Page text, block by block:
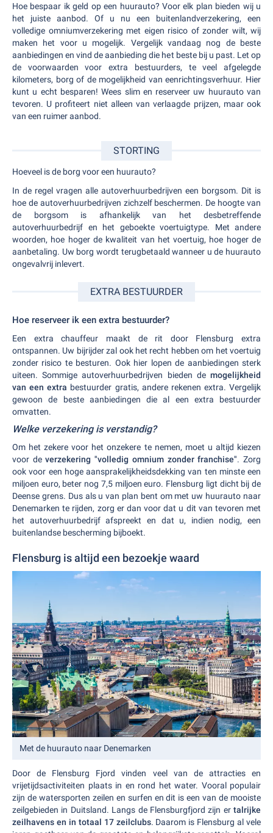
Hoe bespaar ik geld op een huurauto? Voor elk plan bieden wij u
het juiste aanbod. Of u nu een buitenlandverzekering, een
volledige omniumverzekering met eigen risico of zonder wilt, wij
maken het voor u mogelijk. Vergelijk vandaag nog de beste
aanbiedingen en vind de aanbieding die het beste bij u past. Let op
de voorwaarden voor extra bestuurders, te veel afgelegde
kilometers, borg of de mogelijkheid van eenrichtingsverhuur. Hier
kunt u echt besparen! Wees slim en reserveer uw huurauto van
tevoren. U profiteert niet alleen van verlaagde prijzen, maar ook
van een ruimer aanbod.
STORTING
Hoeveel is de borg voor een huurauto?
In de regel vragen alle autoverhuurbedrijven een borgsom. Dit is
hoe de autoverhuurbedrijven zichzelf beschermen. De hoogte van
de borgsom is afhankelijk van het desbetreffende
autoverhuurbedrijf en het geboekte voertuigtype. Met andere
woorden, hoe hoger de kwaliteit van het voertuig, hoe hoger de
aanbetaling. Uw borg wordt terugbetaald wanneer u de huurauto
ongevalvrij inlevert.
EXTRA BESTUURDER
Hoe reserveer ik een extra bestuurder?
Een extra chauffeur maakt de rit door Flensburg extra
ontspannen. Uw bijrijder zal ook het recht hebben om het voertuig
zonder risico te besturen. Ook hier lopen de aanbiedingen sterk
uiteen. Sommige autoverhuurbedrijven bieden de mogelijkheid
van een extra bestuurder gratis, andere rekenen extra. Vergelijk
gewoon de beste aanbiedingen die al een extra bestuurder
omvatten.
Welke verzekering is verstandig?
Om het zekere voor het onzekere te nemen, moet u altijd kiezen
voor deverzekering "volledig omnium zonder franchise". Zorg
ook voor een hoge aansprakelijkheidsdekking van ten minste een
miljoen euro, beter nog 7,5 miljoen euro. Flensburg ligt dicht bij de
Deense grens. Dus als u van plan bent om met uw huurauto naar
Denemarken te rijden, zorg er dan voor dat u dit van tevoren met
het autoverhuurbedrijf afspreekt en dat u, indien nodig, een
buitenlandse bescherming bijboekt.
Flensburg is altijd een bezoekje waard
Met de huurauto naar Denemarken
Door de Flensburg Fjord vinden veel van de attracties en
vrijetijdsactiviteiten plaats in en rond het water. Vooral populair
zijn de watersporten zeilen en surfen en dit is een van de mooiste
zeilgebieden in Duitsland. Langs de Flensburgfjord zijn ertalrijke
zeilhavens en in totaal 17 zeilclubs. Daarom is Flensburg al vele